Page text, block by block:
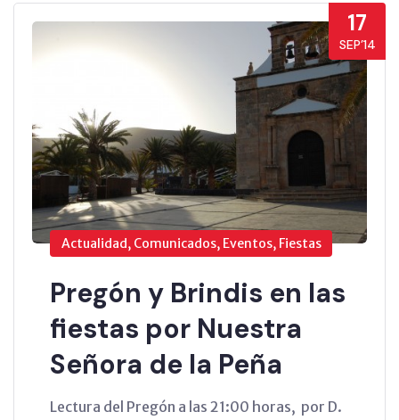
17
SEP’14
Actualidad, Comunicados, Eventos, Fiestas
Pregón y Brindis en las
fiestas por Nuestra
Señora de la Peña
Lectura del Pregón a las 21:00 horas, por D.